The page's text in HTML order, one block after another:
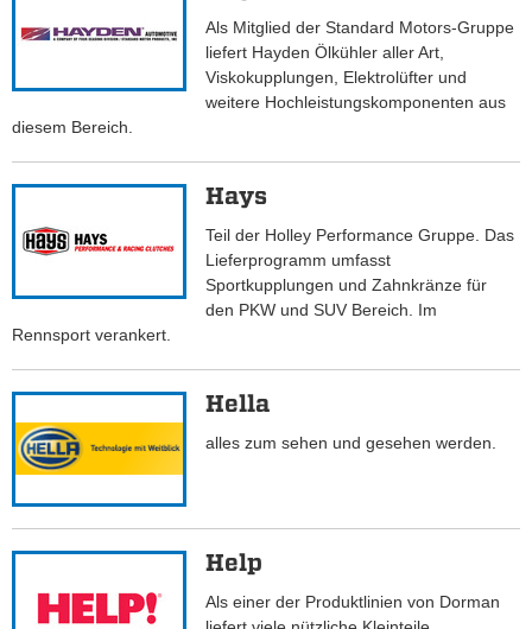
Als Mitglied der Standard Motors-Gruppe
liefert Hayden Ölkühler aller Art,
Viskokupplungen, Elektrolüfter und
weitere Hochleistungskomponenten aus
diesem Bereich.
Hays
Teil der Holley Performance Gruppe. Das
Lieferprogramm umfasst
Sportkupplungen und Zahnkränze für
den PKW und SUV Bereich. Im
Rennsport verankert.
Hella
alles zum sehen und gesehen werden.
Help
Als einer der Produktlinien von Dorman